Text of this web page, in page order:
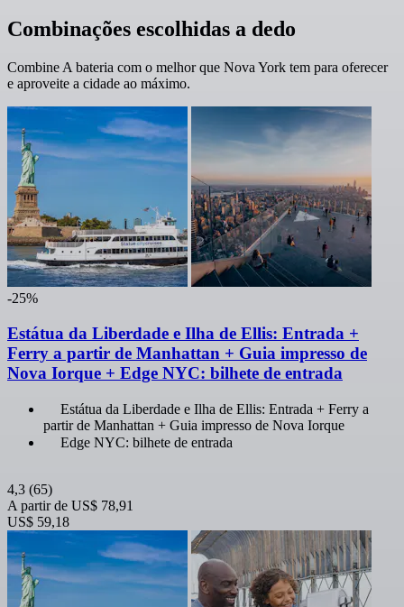
Combinações escolhidas a dedo
Combine A bateria com o melhor que Nova York tem para oferecer
e aproveite a cidade ao máximo.
-25%
Estátua da Liberdade e Ilha de Ellis: Entrada +
Ferry a partir de Manhattan + Guia impresso de
Nova Iorque + Edge NYC: bilhete de entrada
Estátua da Liberdade e Ilha de Ellis: Entrada + Ferry a
partir de Manhattan + Guia impresso de Nova Iorque
Edge NYC: bilhete de entrada
4,3 (65)
A partir de US$ 78,91
US$ 59,18